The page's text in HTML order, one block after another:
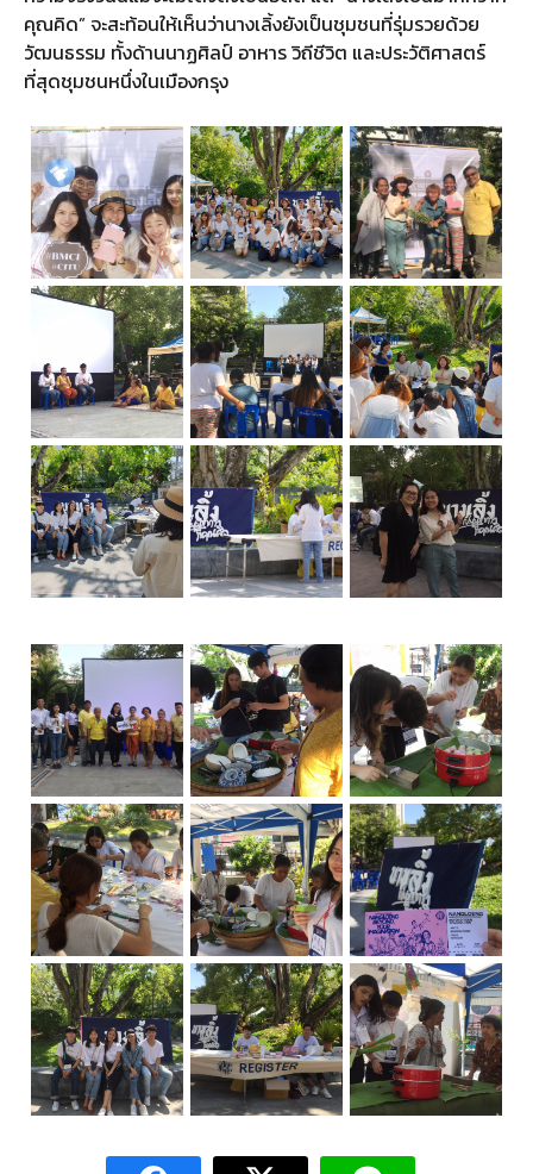
คุณคิด” จะสะท้อนให้เห็นว่านางเลิ้งยังเป็นชุมชนที่รุ่มรวยด้วย
วัฒนธรรม ทั้งด้านนาฏศิลป์ อาหาร วิถีชีวิต และประวัติศาสตร์
ที่สุดชุมชนหนึ่งในเมืองกรุง